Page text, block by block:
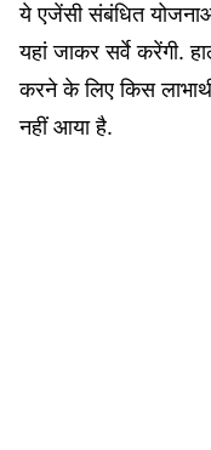
ये एजेंसी संबंधित
यहां जाकर सर्वे करेंगी.
करने के लिए किस
नहीं आया है.